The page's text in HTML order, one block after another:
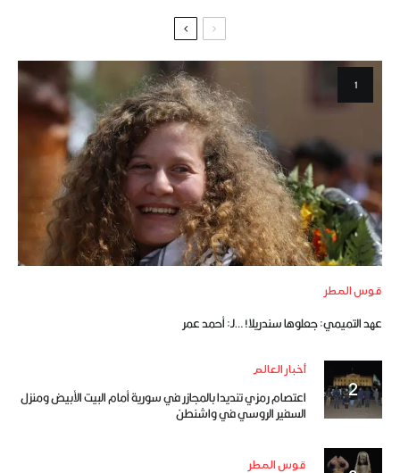
قوس المطر
عهد التميمي: جعلوها سندريلا! …لـ: أحمد عمر
أخبار العالم
اعتصام رمزي تنديدا بالمجازر في سورية أمام البيت الأبيض ومنزل
السفير الروسي في واشنطن
قوس المطر